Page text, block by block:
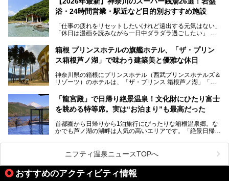
今回は、そんな大注目の施設に一足先にお邪魔し、その全貌
を見学させていただきました！
サウナ室の中に咲き誇る桜、魚たちが泳ぐ水風呂、そしてバ
リのビーチを思わせる休憩スペース…。驚きの連続だった館
内の様子をレポートします！
浴・24時間営業・駅近など目的別おすすめ施設
「仕事の疲れをリセットしたいけれど遠出する元気はない」
「休日は漫画を読みながら一日中ダラダラ過ごしたい」
たい」
そんな「癒やされたい」という願いを叶えてくれるのが、神
神奈川県には、サウナや岩盤浴、一日中遊べるエンタメ施設
など、“非日常”を味わえるスーパー銭湯が数多く揃っていま
う」という人も多いはず。
そこで今回は、神奈川県内の人気施設26選を「安さ」「岩
業」「駅近」など、目的別に厳選して紹介します。
今の気分にぴったりの施設を見つけて、最高のリフレッシュ
箱根 プリンスホテルの旗艦ホテル、「ザ・プリン
ス箱根芦ノ湖」で味わう建築美と優雅な休日
神奈川県の箱根にプリンスホテル（西武プリンスホテルズ＆
リゾーツ）のホテルは、「ザ・プリンス 箱根芦ノ湖」「芦
「箱根仙石原プリンスホテル」と4軒あり、今回ご紹介する
「ザ・プリンス 箱根芦ノ湖」は、その中でもフラッグシッ
プ（旗艦）に位置づけられる特別なホテルです。
昭和の日本を代表する建築家の一人、村野藤吾が芦ノ湖の畔
に建てた桃源郷のようなホテルがここ。自家源泉の温泉や、
提供元：株式会社西武・プリンスホテルズワールドワイド
【PR】
この記事はザ・プリンス 箱根芦ノ湖のPR記事です。
「龍宮殿」で日帰り絶景温泉！文化財にひたり富士
を眺める特等席。実は“お泊まり”も最高だった
首都圏から日帰りから1泊旅行にぴったりな箱根温泉郷。な
かでも芦ノ湖の湖畔は人気の高いエリアです。「絶景日帰り
が楽しめるまさに眺望自慢の日帰り温泉。
そしてここは全24室の「箱根 芦ノ湖畔蛸川温泉 龍宮殿」と
して宿泊もできます。宿泊者は「龍宮殿本館」の営業時間に
加えて、朝6時からの宿泊者専用時間帯にも「龍宮殿本館」
のお風呂が利用できます。
ニフティ温泉ニュースTOPへ
おすすめのアクティビティ情報